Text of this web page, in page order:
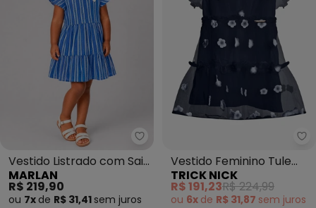
Marlan - Vestido Listrado com
Vestido Listrado com Saia
em Camadas (Azul)
MARLAN
R$ 219,90
ou 7x de R$ 31,41 sem juros
Vestido Feminino Tule
Bordado Floral (Azul)
TRICK NICK
R$ 191,23R$ 224,99
ou 6x de R$ 31,87 sem juros